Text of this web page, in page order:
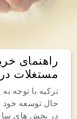
راهنمای
مستغلات در
ترکیه با توجه
حال توسعه خود
در بخش های